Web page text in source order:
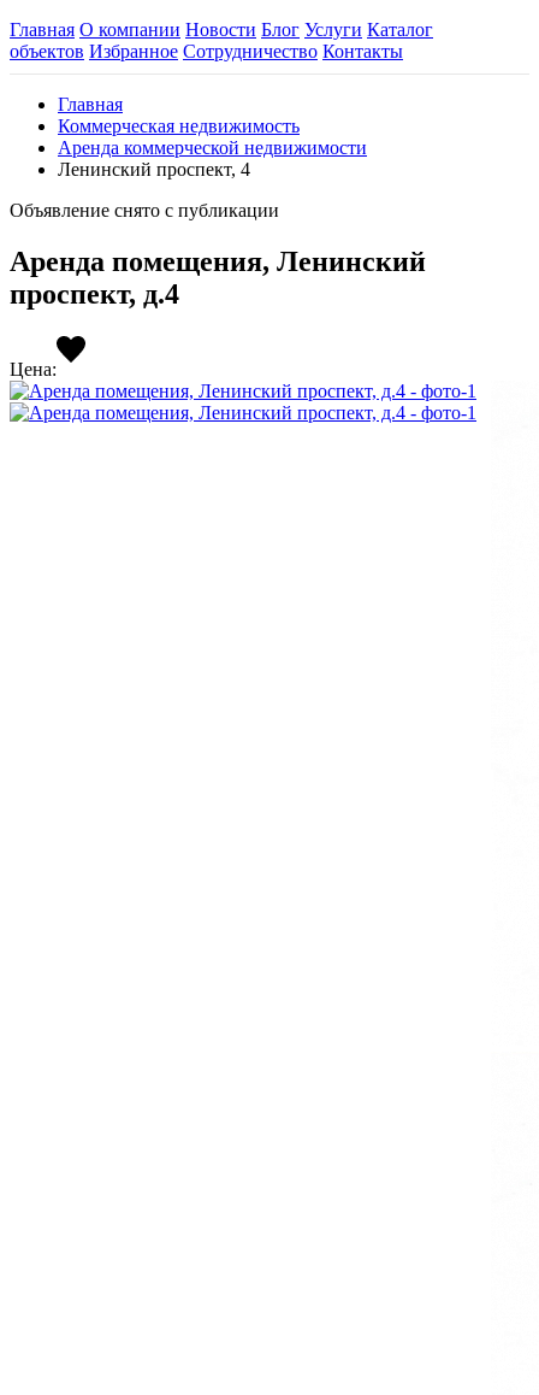
Главная О компании Новости Блог Услуги Каталог
объектов Избранное Сотрудничество Контакты
Главная
Коммерческая недвижимость
Аренда коммерческой недвижимости
Ленинский проспект, 4
Объявление снято с публикации
Аренда помещения, Ленинский
проспект, д.4
Цена: